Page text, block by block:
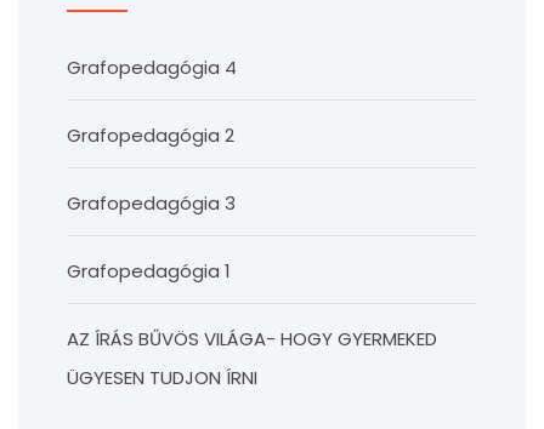
Grafopedagógia 4
Grafopedagógia 2
Grafopedagógia 3
Grafopedagógia 1
AZ ÍRÁS BŰVÖS VILÁGA- HOGY GYERMEKED
ÜGYESEN TUDJON ÍRNI